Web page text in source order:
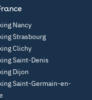
Nancy
Strasbourg
Clichy
Saint-Denis
Dijon
Saint-Germain-en-